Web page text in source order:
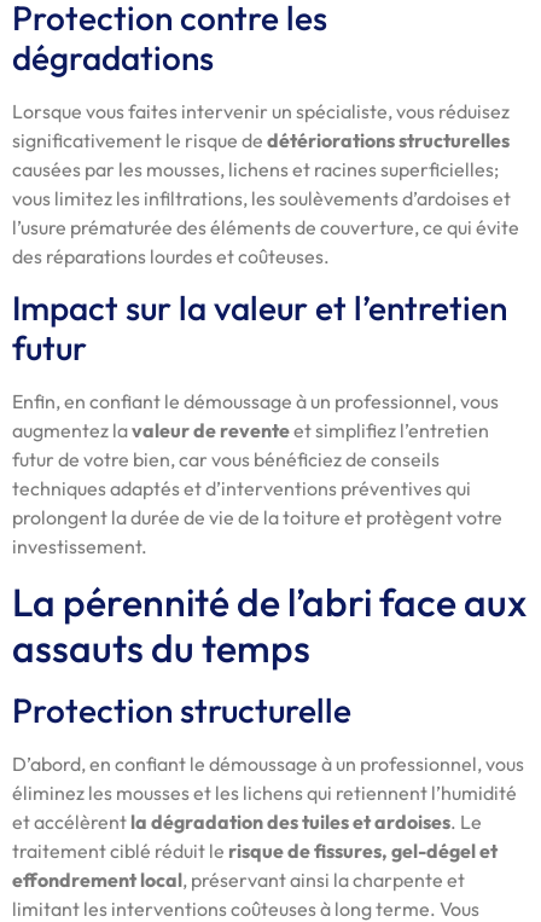
Protection contre les
dégradations
Lorsque vous faites intervenir un spécialiste, vous réduisez
significativement le risque de détériorations structurelles
causées par les mousses, lichens et racines superficielles;
vous limitez les infiltrations, les soulèvements d’ardoises et
l’usure prématurée des éléments de couverture, ce qui évite
des réparations lourdes et coûteuses.
Impact sur la valeur et l’entretien
futur
Enfin, en confiant le démoussage à un professionnel, vous
augmentez lavaleur de reventeet simplifiez l’entretien
futur de votre bien, car vous bénéficiez de conseils
techniques adaptés et d’interventions préventives qui
prolongent la durée de vie de la toiture et protègent votre
investissement.
La pérennité de l’abri face aux
assauts du temps
Protection structurelle
D’abord, en confiant le démoussage à un professionnel, vous
éliminez les mousses et les lichens qui retiennent l’humidité
et accélèrent la dégradation des tuiles et ardoises. Le
traitement ciblé réduit le risque de fissures, gel-dégel et
effondrement local, préservant ainsi la charpente et
limitant les interventions coûteuses à long terme. Vous